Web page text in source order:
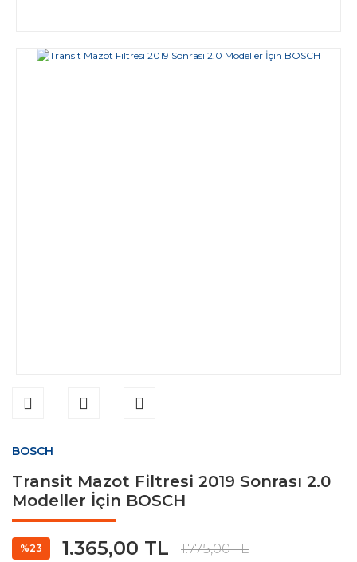
BOSCH
Transit Mazot Filtresi 2019 Sonrası 2.0
Modeller İçin BOSCH
%23 1.365,00 TL 1.775,00 TL